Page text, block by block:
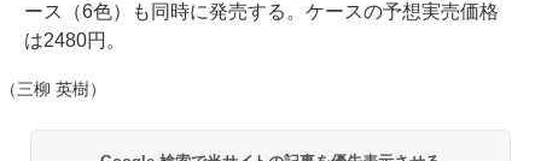
ース（6色）も同時に発売する。ケースの予想実売価格
は2480円。
（三柳 英樹）